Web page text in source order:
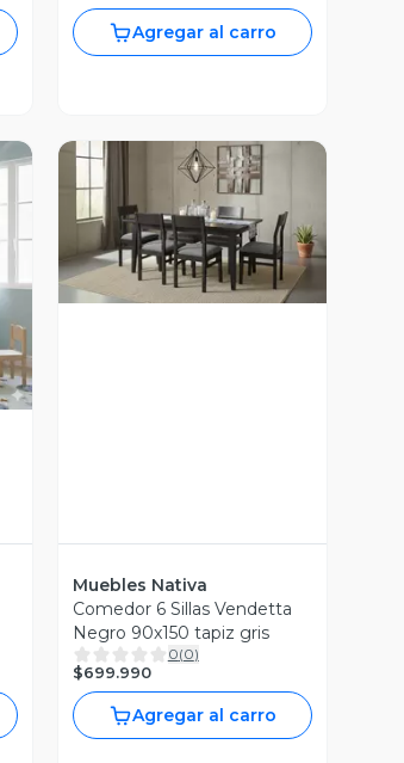
Agregar al carro
Vista Previa
Muebles Nativa
Comedor 6 Sillas Vendetta
Negro 90x150 tapiz gris
0(0)
$699.990
Agregar al carro